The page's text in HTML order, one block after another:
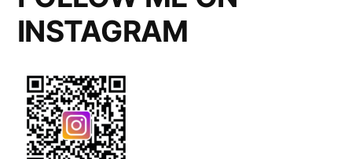
ト
セ
ト”
の
INSTAGRAM